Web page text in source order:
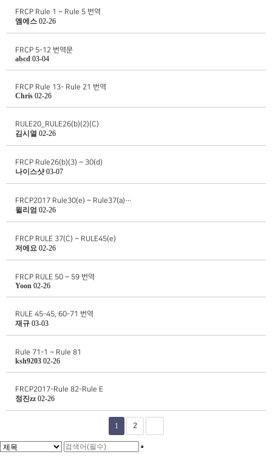
FRCP Rule 1 ~ Rule 5 번역
엠에스 02-26
FRCP 5-12 번역문
abcd 03-04
FRCP Rule 13- Rule 21 번역
Chris 02-26
RULE20_RULE26(b)(2)(C)
김시열 02-26
FRCP Rule26(b)(3) ~ 30(d)
나이스샷 03-07
FRCP2017 Rule30(e) ~ Rule37(a)…
윌리엄 02-26
FRCP RULE 37(C) ~ RULE45(e)
저에요 02-26
FRCP RULE 50 ~ 59 번역
Yoon 02-26
RULE 45-45, 60-71 번역
재규 03-03
Rule 71-1 ~ Rule 81
ksh9203 02-26
FRCP2017-Rule 82-Rule E
정진zz 02-26
1 2